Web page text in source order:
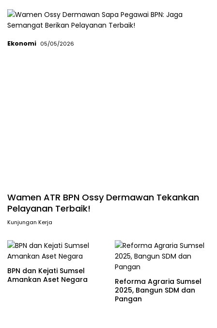
Ekonomi 05/05/2026
Wamen ATR BPN Ossy Dermawan Tekankan
Pelayanan Terbaik!
Kunjungan Kerja
BPN dan Kejati Sumsel
Amankan Aset Negara
Reforma Agraria Sumsel
2025, Bangun SDM dan
Pangan